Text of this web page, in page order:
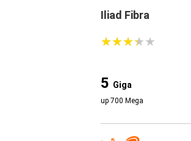
Iliad Fibra
★★★★★
★★★★★
5 Giga
up 700 Mega